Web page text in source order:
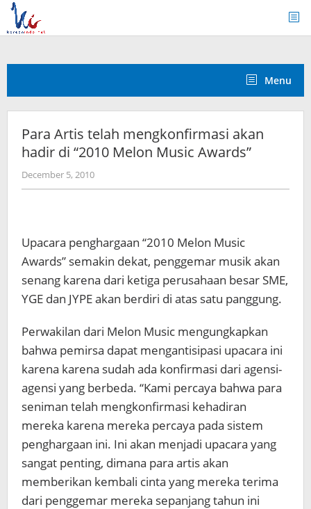
Skip
content
Menu
Para Artis telah mengkonfirmasi akan
hadir di “2010 Melon Music Awards”
December 5, 2010by
Koreanindo
Upacara penghargaan “2010 Melon Music
Awards” semakin dekat, penggemar musik akan
senang karena dari ketiga perusahaan besar SME,
YGE dan JYPE akan berdiri di atas satu panggung.
Perwakilan dari Melon Music mengungkapkan
bahwa pemirsa dapat mengantisipasi upacara ini
karena karena sudah ada konfirmasi dari agensi-
agensi yang berbeda. “Kami percaya bahwa para
seniman telah mengkonfirmasi kehadiran
mereka karena mereka percaya pada sistem
penghargaan ini. Ini akan menjadi upacara yang
sangat penting, dimana para artis akan
memberikan kembali cinta yang mereka terima
dari penggemar mereka sepanjang tahun ini